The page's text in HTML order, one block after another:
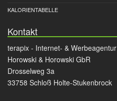
KALORIENTABELLE
Kontakt
terapix - Internet- & Werbeagentur
Horowski & Horowski GbR
Drosselweg 3a
33758 Schloß Holte-Stukenbrock